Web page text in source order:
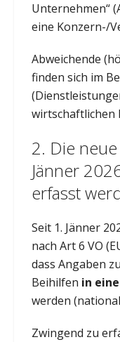
Unternehmen“
eine Konzern-/
Abweichende
finden sich im
wirtschaftlichen
2. Die
Jänner
erfasst
Seit 1. Jänner
nach Art 6 VO
dass Angaben
Beihilfen in
werden
Zwingend zu